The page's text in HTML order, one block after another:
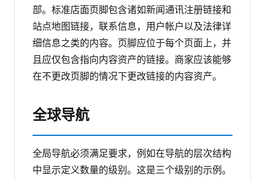
部。标准店面页脚包含诸如新闻通讯注册链接和
站点地图链接，联系信息，用户帐户以及法律详
细信息之类的内容。页脚应位于每个页面上，并
且应仅包含指向内容资产的链接。商家应该能够
在不更改页脚的情况下更改链接的内容资产。
全球导航
全局导航必须满足要求，例如在导航的层次结构
中显示定义数量的级别。这是三个级别的示例。